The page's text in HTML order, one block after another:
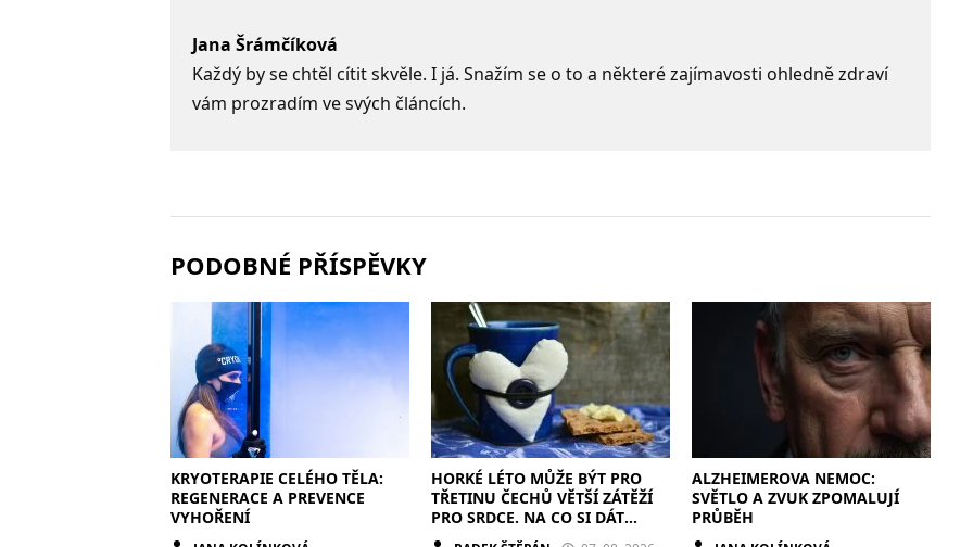
Jana Šrámčíková
Každý by se chtěl cítit skvěle. I já. Snažím se o to a některé zajímavosti ohledně zdraví
vám prozradím ve svých článcích.
PODOBNÉ PŘÍSPĚVKY
KRYOTERAPIE CELÉHO TĚLA:
REGENERACE A PREVENCE
VYHOŘENÍ
HORKÉ LÉTO MŮŽE BÝT PRO
TŘETINU ČECHŮ VĚTŠÍ ZÁTĚŽÍ
PRO SRDCE. NA CO SI DÁT
POZOR?
ALZHEIMEROVA NEMOC:
SVĚTLO A ZVUK ZPOMALUJÍ
PRŮBĚH